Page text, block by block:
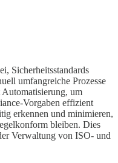
Sicherheitsstandards
umfangreiche Prozesse
um
Vorgaben effizient
erkennen und minimieren,
bleiben. Dies
Verwaltung von ISO- und